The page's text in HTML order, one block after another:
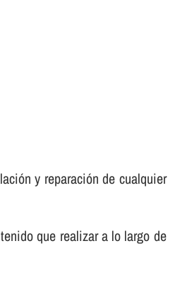
y reparación de cualquier
que realizar a lo largo de